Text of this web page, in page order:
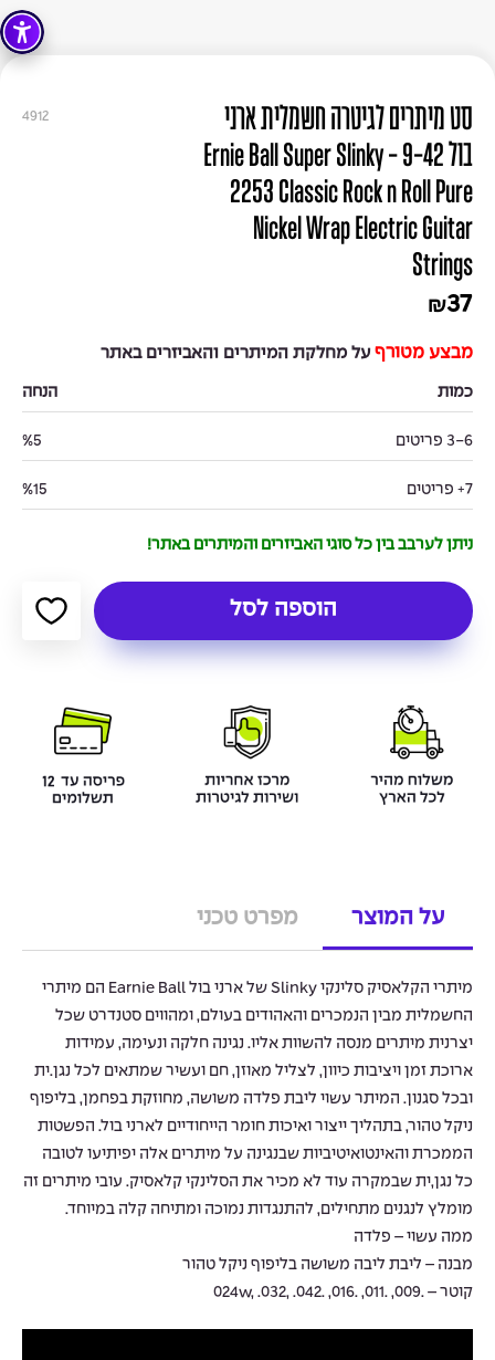
4912
סט מיתרים לגיטרה חשמלית ארני
בול 9-42 - Ernie Ball Super Slinky
2253 Classic Rock n Roll Pure
Nickel Wrap Electric Guitar
Strings
₪37
מבצע מטורף על מחלקת המיתרים והאביזרים באתר
כמות הנחה
3-6 פריטים %5
7+ פריטים %15
ניתן לערבב בין כל סוגי האביזרים והמיתרים באתר!
הוספה לסל
על המוצר מפרט טכני
מיתרי הקלאסיק סלינקי Slinky של ארני בול Earnie Ball הם מיתרי
החשמלית מבין הנמכרים והאהודים בעולם, ומהווים סטנדרט שכל
יצרנית מיתרים מנסה להשוות אליו. נגינה חלקה ונעימה, עמידות
ארוכת זמן ויציבות כיוון, לצליל מאוזן, חם ועשיר שמתאים לכל נגן.ית
ובכל סגנון. המיתר עשוי ליבת פלדה משושה, מחוזקת בפחמן, בליפוף
ניקל טהור, בתהליך ייצור ואיכות חומר הייחודיים לארני בול. הפשטות
הממכרת והאינטואיטיביות שבנגינה על מיתרים אלה יפיתיעו לטובה
כל נגן,ית שבמקרה עוד לא מכיר את הסלינקי קלאסיק. עובי מיתרים זה
מומלץ לנגנים מתחילים, להתנגדות נמוכה ומתיחה קלה במיוחד.
ממה עשוי – פלדה
מבנה – ליבת ליבה משושה בליפוף ניקל טהור
קוטר – .009, .011, .016, .024w, .032, .042